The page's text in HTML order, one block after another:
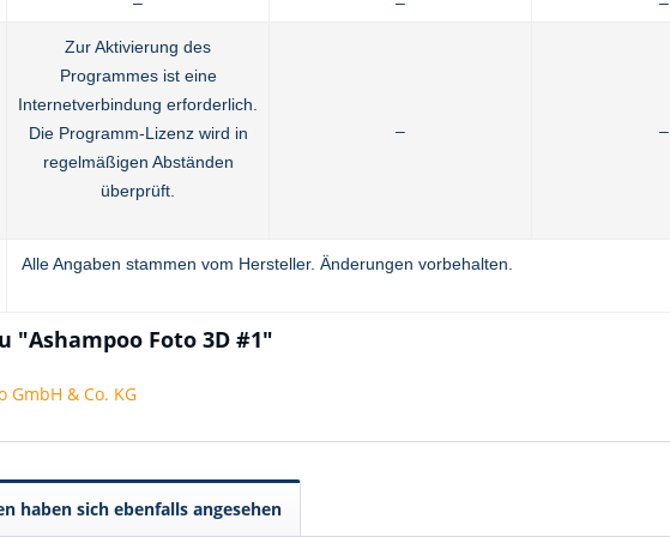
Zur Aktivierung des
Programmes ist eine
Internetverbindung erforderlich.
Die Programm-Lizenz wird in
regelmäßigen Abständen
überprüft.
– –
Alle Angaben stammen vom Hersteller. Änderungen vorbehalten.
"Ashampoo Foto 3D #1"
& Co. KG
haben sich ebenfalls angesehen